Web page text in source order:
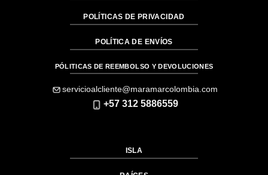
POLÍTICAS DE PRIVACIDAD
POLÍTICA DE ENVÍOS
PÓLITICAS DE REEMBOLSO Y DEVOLUCIONES
servicioalcliente@maramarcolombia.com
+57 312 5886559
ISLA